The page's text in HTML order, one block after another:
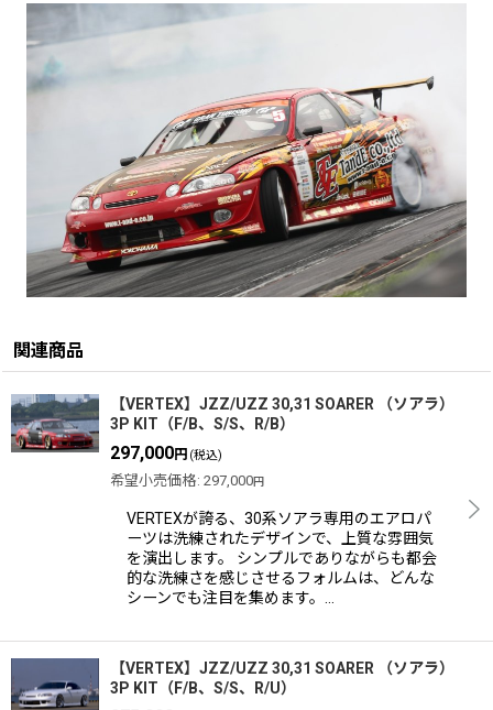
関連商品
【VERTEX】JZZ/UZZ 30,31 SOARER （ソアラ）
3P KIT（F/B、S/S、R/B）
297,000円 (税込)
希望小売価格: 297,000円
VERTEXが誇る、30系ソアラ専用のエアロパ
ーツは洗練されたデザインで、上質な雰囲気
を演出します。 シンプルでありながらも都会
的な洗練さを感じさせるフォルムは、どんな
シーンでも注目を集めます。…
【VERTEX】JZZ/UZZ 30,31 SOARER （ソアラ）
3P KIT（F/B、S/S、R/U）